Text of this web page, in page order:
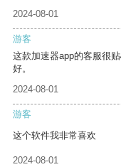
2024-08-01
游客
这款加速器app的客服很
好。
2024-08-01
游客
这个软件我非常喜欢
2024-08-01